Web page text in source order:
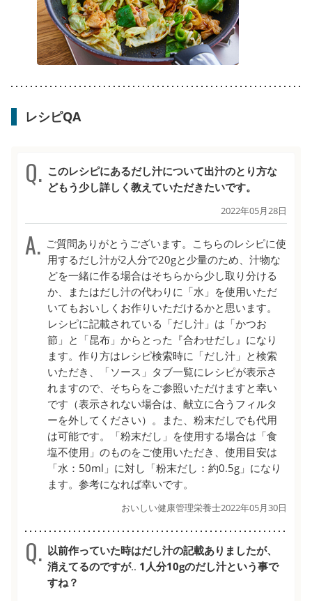
レシピQA
このレシピにあるだし汁について出汁のとり方な
どもう少し詳しく教えていただきたいです。
2022年05月28日
ご質問ありがとうございます。こちらのレシピに使
用するだし汁が2人分で20gと少量のため、汁物な
どを一緒に作る場合はそちらから少し取り分ける
か、またはだし汁の代わりに「水」を使用いただ
いてもおいしくお作りいただけるかと思います。
レシピに記載されている「だし汁」は「かつお
節」と「昆布」からとった『合わせだし』になり
ます。作り方はレシピ検索時に「だし汁」と検索
いただき、「ソース」タブ一覧にレシピが表示さ
れますので、そちらをご参照いただけますと幸い
です（表示されない場合は、献立に合うフィルタ
ーを外してください）。また、粉末だしでも代用
は可能です。「粉末だし」を使用する場合は「食
塩不使用」のものをご使用いただき、使用目安は
「水：50ml」に対し「粉末だし：約0.5g」になり
ます。参考になれば幸いです。
おいしい健康管理栄養士2022年05月30日
以前作っていた時はだし汁の記載ありましたが、
消えてるのですが‥ 1人分10gのだし汁という事で
すね？